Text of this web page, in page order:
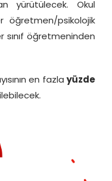
yürütülecek. Okul
öğretmen/psikolojik
sınıf öğretmeninden
en fazlayüzde